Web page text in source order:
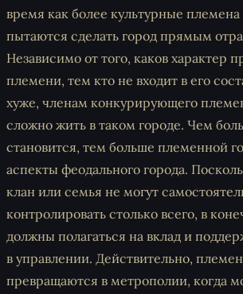
время как более культурные
пытаются сделать город прямым
Независимо от того, каков характер
племени, тем кто не входит в его
хуже, членам конкурирующего
сложно жить в таком городе. Чем
становится, тем больше племенной
аспекты феодального города.
клан или семья не могут
контролировать столько всего, в
должны полагаться на вклад и
в управлении. Действительно,
превращаются в метрополии, когда